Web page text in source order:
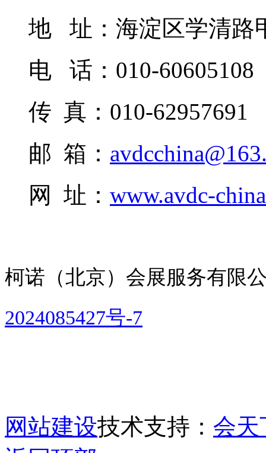
地 址：海淀区学清路
电 话：010-60605108
传 真：010-62957691
邮 箱：
网 址： www.avdc-
柯诺（北京）会展服务有限
2024085427号-7
网站建设技术支持： 会天